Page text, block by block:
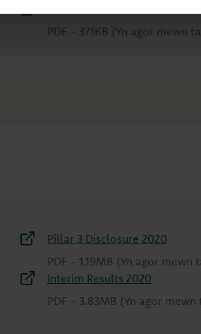
PDF - 371KB (Yn agor mewn
Pillar 3 Disclosure 2020
PDF - 1.19MB (Yn agor mewn
Interim Results 2020
PDF - 3.83MB (Yn agor mewn